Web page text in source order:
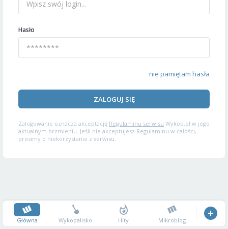
Hasło
nie pamiętam hasła
ZALOGUJ SIĘ
Zalogowanie oznacza akceptację Regulaminu serwisu Wykop.pl w jego
aktualnym brzmieniu. Jeśli nie akceptujesz Regulaminu w całości,
prosimy o niekorzystanie z serwisu.
Główna Wykopalisko Hity Mikroblog